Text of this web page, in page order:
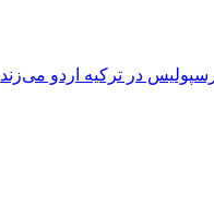
در ترکیه اردو می‌زند